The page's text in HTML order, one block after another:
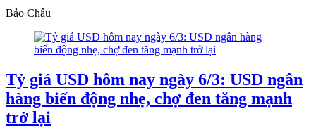
Bảo Châu
Tỷ giá USD hôm nay ngày 6/3: USD ngân
hàng biến động nhẹ, chợ đen tăng mạnh
trở lại